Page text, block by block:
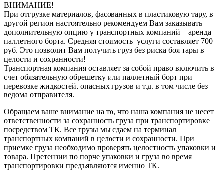
ВНИМАНИЕ!
При отгрузке материалов, фасованных в пластиковую тару, в
другой регион настоятельно рекомендуем Вам заказывать
дополнительную опцию у транспортных компаний – аренда
паллетного борта. Средняя стоимость услуги составляет 700
руб. Это позволит Вам получить груз без риска боя тары в
целости и сохранности!
Транспортная компания оставляет за собой право включить в
счет обязательную обрешетку или паллетный борт при
перевозке жидкостей, опасных грузов и т.д. в том числе без
ведома отправителя.
Обращаем ваше внимание на то, что наша компания не несет
ответственности за сохранность груза при транспортировке
посредством ТК. Все грузы мы сдаем на терминал
транспортных компаний в целости и сохранности. При
приемке груза необходимо проверять целостность упаковки и
товара. Претензии по порче упаковки и груза во время
транспортировки предъявляются именно ТК.